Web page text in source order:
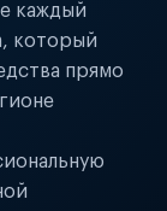
каждый
который
прямо